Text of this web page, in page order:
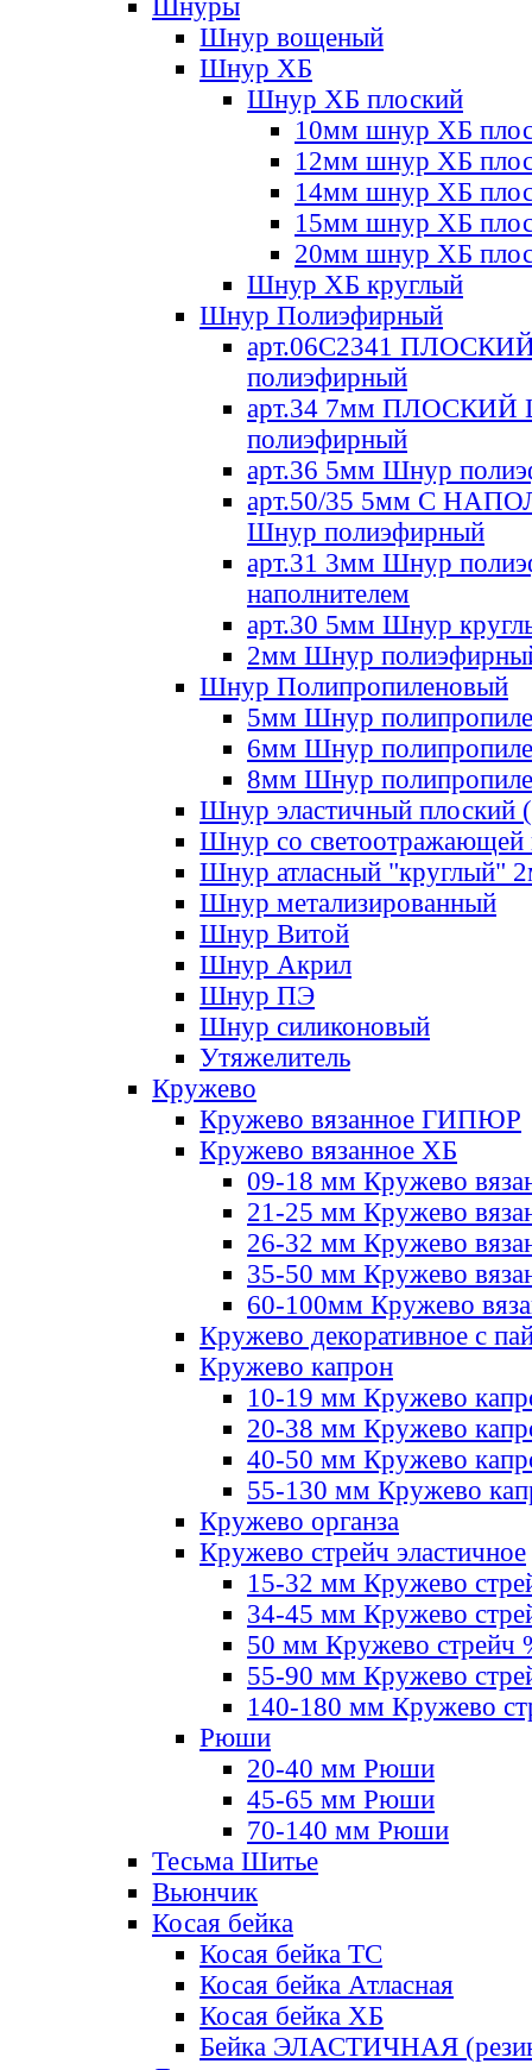
Шнуры
Шнур вощеный
Шнур ХБ
Шнур ХБ плоский
10мм шнур ХБ
12мм шнур ХБ
14мм шнур ХБ
15мм шнур ХБ
20мм шнур ХБ
Шнур ХБ круглый
Шнур Полиэфирный
арт.06С2341
полиэфирный
арт.34 7мм ПЛОСКИЙ
полиэфирный
арт.36 5мм Шнур
арт.50/35 5мм С
Шнур полиэфирный
арт.31 3мм Шнур
наполнителем
арт.30 5мм Шнур
2мм Шнур
Шнур Полипропиленовый
5мм Шнур
6мм Шнур
8мм Шнур
Шнур эластичный плоский
Шнур со светоотражающей
Шнур атласный "круглый"
Шнур метализированный
Шнур Витой
Шнур Акрил
Шнур ПЭ
Шнур силиконовый
Утяжелитель
Кружево
Кружево вязанное ГИПЮР
Кружево вязанное ХБ
09-18 мм Кружево
21-25 мм Кружево
26-32 мм Кружево
35-50 мм Кружево
60-100мм Кружево
Кружево декоративное с
Кружево капрон
10-19 мм Кружево
20-38 мм Кружево
40-50 мм Кружево
55-130 мм Кружево
Кружево органза
Кружево стрейч эластичное
15-32 мм Кружево
34-45 мм Кружево
50 мм Кружево стрейч
55-90 мм Кружево
140-180 мм Кружево
Рюши
20-40 мм Рюши
45-65 мм Рюши
70-140 мм Рюши
Тесьма Шитье
Вьюнчик
Косая бейка
Косая бейка ТС
Косая бейка Атласная
Косая бейка ХБ
Бейка ЭЛАСТИЧНАЯ